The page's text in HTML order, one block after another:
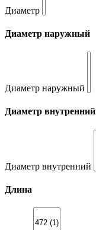
Диаметр
Диаметр наружный
Диаметр наружный
Диаметр внутренний
Диаметр внутренний
Длина